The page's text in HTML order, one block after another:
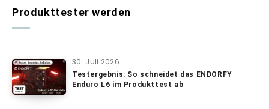
Produkttester werden
30. Juli 2026
Testergebnis: So schneidet das ENDORFY
Enduro L6 im Produkttest ab